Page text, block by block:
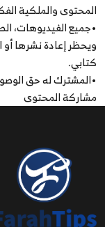
المحتوى والملكية
ويحظر إعادة نشرها
كتابي.
•المشترك له حق
مشاركة المحتوى